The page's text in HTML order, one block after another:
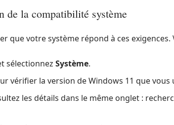
de la compatibilité système
que votre système répond à ces exigences.
sélectionnez Système.
vérifier la version de Windows 11 que vous
les détails dans le même onglet :